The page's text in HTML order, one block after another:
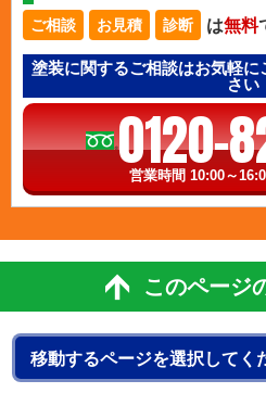
ご相談 お見積 診断 は無料
塗装に関するご相談はお気軽
さい
0120-
営業時間 10:00～
このページ